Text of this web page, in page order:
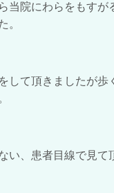
当院にわらをもすが
。
して頂きましたが歩
い、患者目線で見て